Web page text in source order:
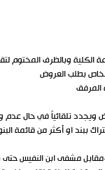
بطلب العروض